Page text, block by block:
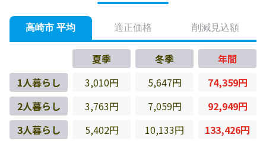
高崎市 平均 適正価格 削減見込額
夏季 冬季
年間
1人暮らし
3,010円 5,647円
74,359円
2人暮らし
3,763円 7,059円
92,949円
3人暮らし
5,402円 10,133円
133,426円